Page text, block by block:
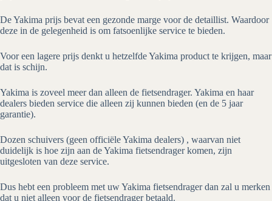
De Yakima prijs bevat een gezonde marge voor de detaillist. Waardoor
deze in de gelegenheid is om fatsoenlijke service te bieden.
Voor een lagere prijs denkt u hetzelfde Yakima product te krijgen, maar
dat is schijn.
Yakima is zoveel meer dan alleen de fietsendrager. Yakima en haar
dealers bieden service die alleen zij kunnen bieden (en de 5 jaar
garantie).
Dozen schuivers (geen officiële Yakima dealers) , waarvan niet
duidelijk is hoe zijn aan de Yakima fietsendrager komen, zijn
uitgesloten van deze service.
Dus hebt een probleem met uw Yakima fietsendrager dan zal u merken
dat u niet alleen voor de fietsendrager betaald.